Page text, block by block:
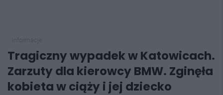
Tragiczny wypadek w Katowicach.
Zarzuty dla kierowcy BMW. Zginęła
kobieta w ciąży i jej dziecko